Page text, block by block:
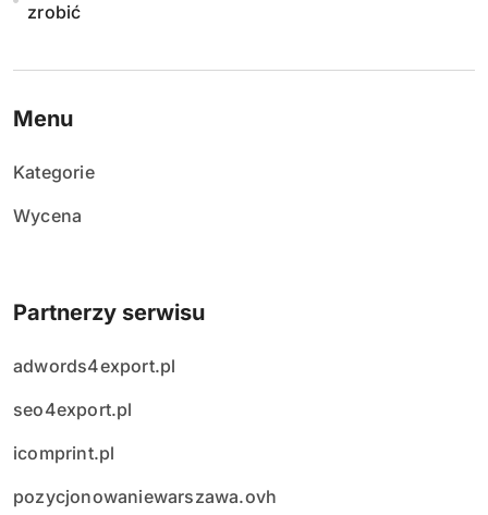
zrobić
Menu
Kategorie
Wycena
Partnerzy serwisu
adwords4export.pl
seo4export.pl
icomprint.pl
pozycjonowaniewarszawa.ovh